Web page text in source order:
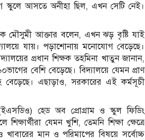
আসতে অনীহা ছিল, এখন সেটি নেই।
মৌসুমী আক্তার বলেন, এখন ঝড় বৃষ্টি যাই
যায়। পড়াশোনায় মনোযোগ বেড়েছে।
প্রধান শিক্ষক তহমিনা খাতুন জানান,
বেশি বেড়েছে। বিদ্যালয়ে যেমন প্রাণ
বেড়েছে। এছাড়াও, সরকারের এই কর্মসূচী
(ইএসডিও) হেড অব প্রোগ্রাম ও স্কুল ফিডিং
যেমন খুশি, তেমনি শিক্ষা ক্ষেত্রে
মান ও পরিমাপের বিষয়ে সর্বোচ্চ